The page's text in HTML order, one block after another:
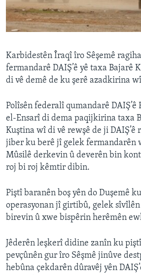
ÇAND Û HUNER
SERNIVÎS
Learning English
Zimanên Din
Karbidestên Îraqî îro Sêşemê
fermandarê DAIŞ’ê yê taxa Bajarê
di vê demê de ku şerê azadkirina
Polîsên federalî qumandarê
el-Ensarî di dema paqijkirina taxa
Kuştina wî di vê rewşê de ji DAIŞ’ê
jiber ku berê jî gelek fermandarên
Mûsilê derkevin û deverên bin
roj bi roj kêmtir dibin.
Piştî baranên boş yên do Duşemê
operasyonan jî girtibû, gelek
birevin û xwe bispêrin herêmên
Jêderên leşkerî didine zanîn ku
pevçûnên gur îro Sêşmê jinûve
hebûna çekdarên dûravêj yên